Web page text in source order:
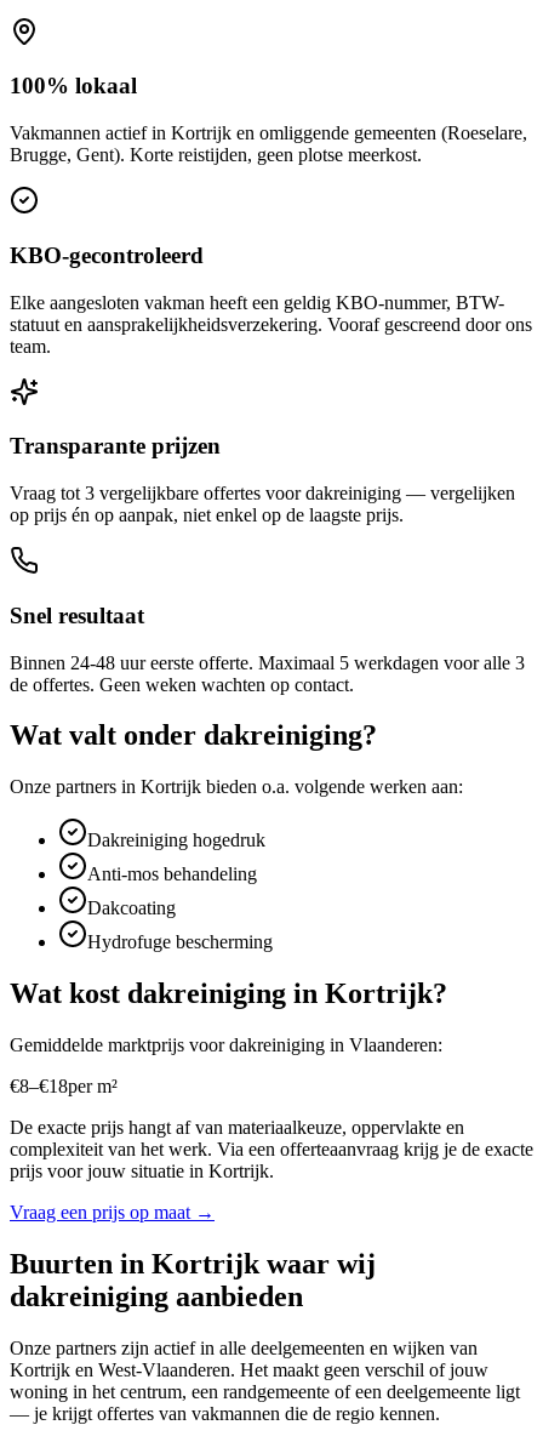
100% lokaal
Vakmannen actief in Kortrijk en omliggende gemeenten (Roeselare,
Brugge, Gent). Korte reistijden, geen plotse meerkost.
KBO-gecontroleerd
Elke aangesloten vakman heeft een geldig KBO-nummer, BTW-
statuut en aansprakelijkheidsverzekering. Vooraf gescreend door ons
team.
Transparante prijzen
Vraag tot 3 vergelijkbare offertes voor dakreiniging — vergelijken
op prijs én op aanpak, niet enkel op de laagste prijs.
Snel resultaat
Binnen 24-48 uur eerste offerte. Maximaal 5 werkdagen voor alle 3
de offertes. Geen weken wachten op contact.
Wat valt onder dakreiniging?
Onze partners in Kortrijk bieden o.a. volgende werken aan:
Dakreiniging hogedruk
Anti-mos behandeling
Dakcoating
Hydrofuge bescherming
Wat kost dakreiniging in Kortrijk?
Gemiddelde marktprijs voordakreiniging in Vlaanderen:
€8–€18perm²
De exacte prijs hangt af van materiaalkeuze, oppervlakte en
complexiteit van het werk. Via een offerteaanvraag krijg je de exacte
prijs voor jouw situatie in Kortrijk.
Vraag een prijs op maat →
Buurten in Kortrijk waar wij
dakreiniging aanbieden
Onze partners zijn actief in alle deelgemeenten en wijken van
Kortrijk en West-Vlaanderen. Het maakt geen verschil of jouw
woning in het centrum, een randgemeente of een deelgemeente ligt
— je krijgt offertes van vakmannen die de regio kennen.